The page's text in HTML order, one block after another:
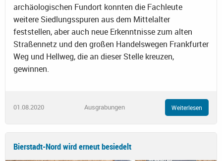
archäologischen Fundort konnten die Fachleute
weitere Siedlungsspuren aus dem Mittelalter
feststellen, aber auch neue Erkenntnisse zum alten
Straßennetz und den großen Handelswegen Frankfurter
Weg und Hellweg, die an dieser Stelle kreuzen,
gewinnen.
01.08.2020 Ausgrabungen Weiterlesen
Bierstadt-Nord wird erneut besiedelt